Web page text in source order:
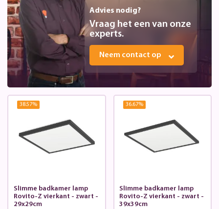
Advies nodig?
Vraag het een van onze
experts.
Neem contact op
38.57%
Slimme badkamer lamp
Rovito-Z vierkant - zwart -
29x29cm
36.67%
Slimme badkamer lamp
Rovito-Z vierkant - zwart -
39x39cm